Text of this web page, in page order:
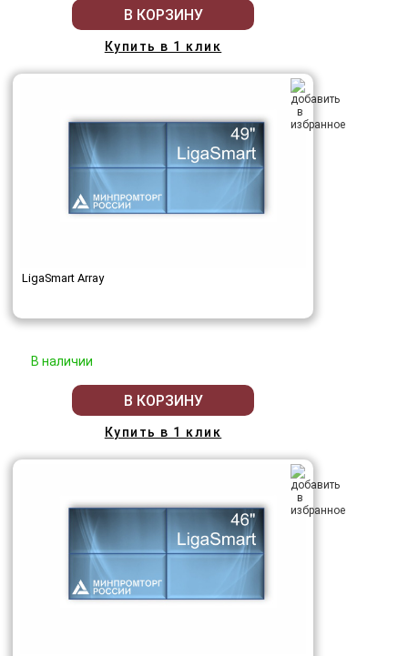
В КОРЗИНУ
Купить в 1 клик
LigaSmart Array
В наличии
В КОРЗИНУ
Купить в 1 клик